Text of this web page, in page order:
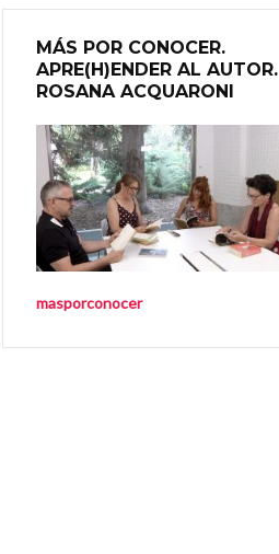
MÁS POR CONOCER.
APRE(H)ENDER AL AUTOR.
ROSANA ACQUARONI
masporconocer